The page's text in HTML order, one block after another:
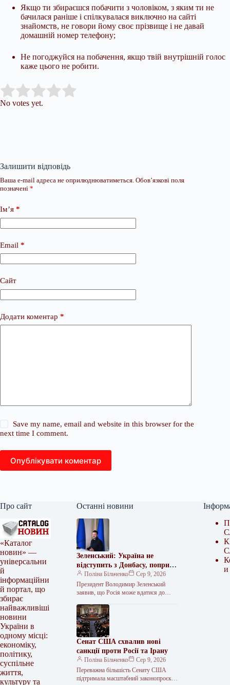
Якщо ти збираєшся побачити з чоловіком, з яким ти не
бачилася раніше і спілкувалася виключно на сайті
знайомств, не говори йому своє прізвище і не давай
домашній номер телефону;
Не погоджуйся на побачення, якщо твій внутрішній голос
каже цього не робити.
Rate this item:
No votes yet.
Залишити відповідь
Ваша e-mail адреса не оприлюднюватиметься. Обов’язкові поля
позначені *
Ім’я *
Email *
Сайт
Додати коментар *
Save my name, email and website in this browser for the
next time I comment.
Опублікувати коментар
Про сайт
«Каталог
новин» —
універсальни
й
інформаційни
й портал, що
збирає
найважливіші
новини
України в
одному місці:
економіку,
політику,
суспільне
життя,
культуру та
Останні новини
Зеленський: Україна не
відступить з Донбасу, попри
плани РФ щодо мобілізації
Поліна Більченко
Сер 9, 2026
Президент Володимир Зеленський
заявив, що Росія може вдатися до
залякування. За його словами, Кремль
також…
Сенат США схвалив нові
санкції проти Росії та Ірану
Поліна Більченко
Сер 9, 2026
Переважна більшість Сенату США
підтримала масштабний законопроєкт
и